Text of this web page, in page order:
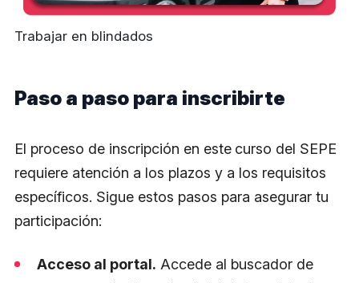
Trabajar en blindados
Paso a paso para inscribirte
El proceso de inscripción en este curso del SEPE
requiere atención a los plazos y a los requisitos
específicos. Sigue estos pasos para asegurar tu
participación:
Acceso al portal. Accede al buscador de